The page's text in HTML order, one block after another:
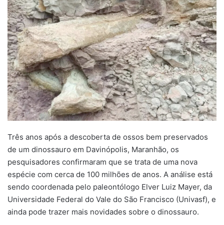
Três anos após a descoberta de ossos bem preservados
de um dinossauro em Davinópolis, Maranhão, os
pesquisadores confirmaram que se trata de uma nova
espécie com cerca de 100 milhões de anos. A análise está
sendo coordenada pelo paleontólogo Elver Luiz Mayer, da
Universidade Federal do Vale do São Francisco (Univasf), e
ainda pode trazer mais novidades sobre o dinossauro.